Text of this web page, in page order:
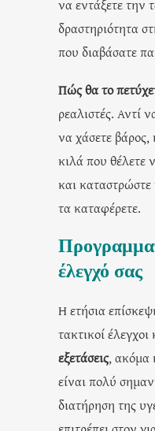
να εντάξετε την
δραστηριότητα
που διαβάσατε
Πώς θα το
ρεαλιστές. Αντί
να χάσετε βάρος,
κιλά που θέλετε
και καταστρώστε
τα καταφέρετε.
έλεγχό σας
Η ετήσια
τακτικοί έλεγχοι
εξετάσεις, ακόμα
είναι πολύ
διατήρηση της